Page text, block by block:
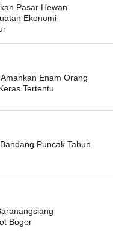
Pasar Hewan
Ekonomi
Enam Orang
Tertentu
Puncak Tahun
Bogor